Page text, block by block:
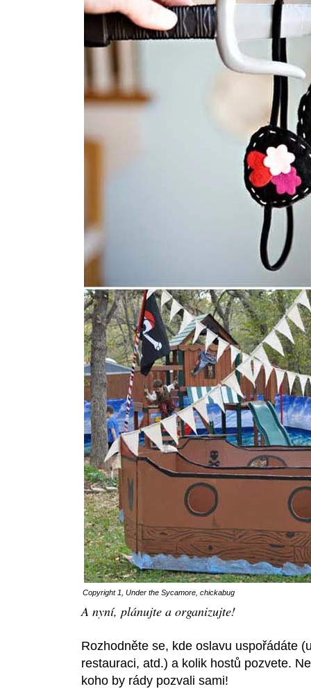
Copyright 1, Under the Sycamore chickabug
A nyní, plánujte a organizujte!
Rozhodněte se, kde oslavu uspořádáte
restauraci, atd.) a kolik hostů pozvete.
koho by rády pozvali sami!